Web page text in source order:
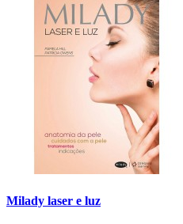
Milady laser e luz